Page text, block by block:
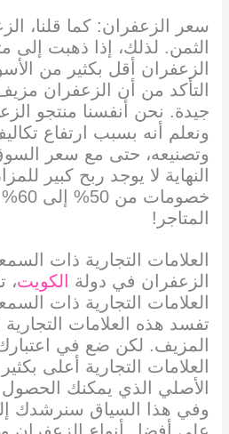
سعر الزعفران: كما قلنا،
الثمن. لذلك، إذا ذهبت
الزعفران أقل بكثير من
التأكد من أن الزعفران
جيدة. نحن أنفسنا منتجو
ونعلم أنه بسبب ارتفاع
وتصنيعه، حتى مع سعر
النهاية لا يوجد ربح كبير
المتاجر!
العلامات التجارية ذات
الزعفران في دولة
الكويت،
العلامات التجارية ذات
تفسد هذه العلامات
المزيف. لكن ضع في
العلامات التجارية أعلى
الأصلي الذي يمكنك
وفي هذا السياق سنرشدك